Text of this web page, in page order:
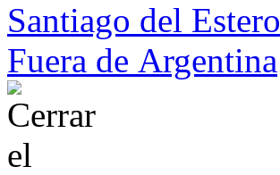
Santiago del Estero
Fuera de Argentina